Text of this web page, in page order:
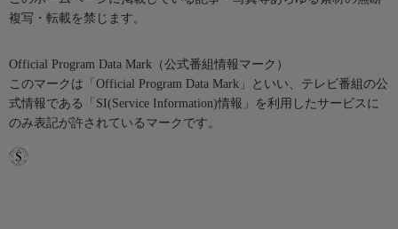
複写・転載を禁じます。
Official Program Data Mark（公式番組情報マーク）
このマークは「Official Program Data Mark」といい、テレビ番組の公
式情報である「SI(Service Information)情報」を利用したサービスに
のみ表記が許されているマークです。